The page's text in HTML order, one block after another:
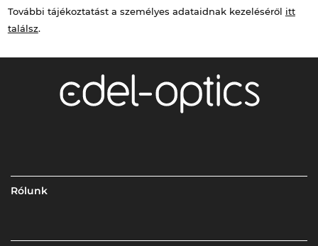
További tájékoztatást a személyes adataidnak kezeléséről itt
találsz.
Rólunk